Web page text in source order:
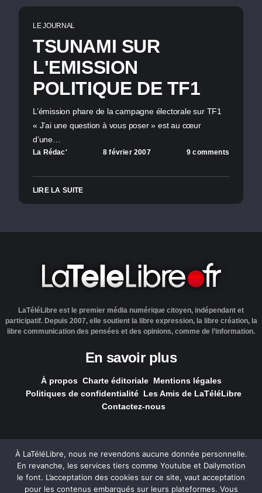
LE JOURNAL
TSUNAMI SUR
L'EMISSION
POLITIQUE DE TF1
L’émission phare de la campagne électorale sur TF1
« J’ai une question à vous poser » est au cœur
d’une…
La Rédac' 8 février 2007 9 comments
LIRE LA SUITE
LaTéléLibre est le premier média numérique citoyen, indépendant et
participatif. Depuis 2007, elle soutient la libre expression, la libre création, la
libre communication des pensées et des opinions, comme de l’information.
En savoir plus
À propos Charte éditoriale Mentions légales
Politiques de confidentialité Les Amis de LaTéléLibre
Contactez-nous
LaTéléLibre.fr, ce site a été réalisé par l'agenceNOUS, Ouvert,
Utile & Simple
À LaTéléLibre, nous ne revendons aucune donnée personnelle.
En revanche, les services tiers comme Youtube et Dailymotion
le font. L’acceptation des cookies sur ce site, vaut acceptation
pour les contenus embarqués sur leurs plateformes. Vous